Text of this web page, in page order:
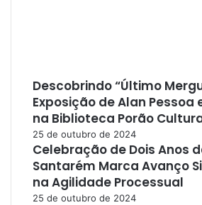
Descobrindo “Último
Exposição de Alan Pessoa
na Biblioteca Porão
25 de outubro de 2024
Celebração de Dois Anos
Santarém Marca Avanço
na Agilidade Processual
25 de outubro de 2024